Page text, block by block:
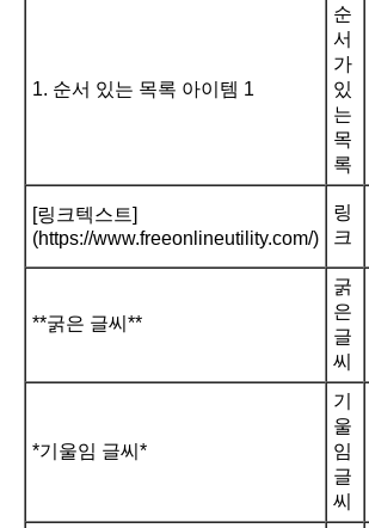
1. 순서 있는 목록 아이템 1
순
서
가
있
는
목
록
[링크텍스트]
(https://www.freeonlineutility.com/)
링
크
**굵은 글씨**
굵
은
글
씨
*기울임 글씨*
기
울
임
글
씨